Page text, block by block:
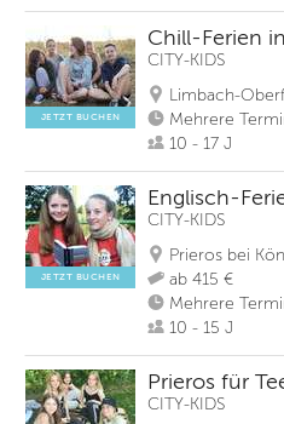
JETZT BUCHEN
Chill-Ferien
CITY-KIDS
Limbach-
Mehrere
10 - 17 J
JETZT BUCHEN
Englisch-
CITY-KIDS
Prieros bei
ab 415 €
Mehrere
10 - 15 J
Prieros für
CITY-KIDS